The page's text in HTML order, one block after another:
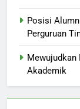
Posisi
Perguruan
Mewujudkan
Akademik